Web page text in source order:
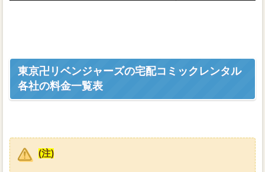
東京卍リベンジャーズの宅配コミックレンタル
各社の料金一覧表
(注)